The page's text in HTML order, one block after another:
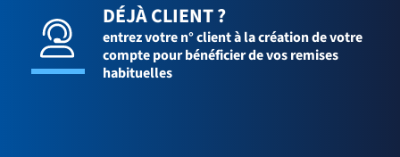
DÉJÀ CLIENT ?
entrez votre n° client à la création de votre
compte pour bénéficier de vos remises
habituelles